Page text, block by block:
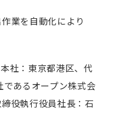
業を自動化により
社：東京都港区、代
あるオープン株式会
役執行役員社長：石